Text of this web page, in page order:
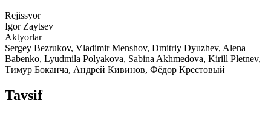
Rejissyor
Igor Zaytsev
Aktyorlar
Sergey Bezrukov, Vladimir Menshov, Dmitriy Dyuzhev, Alena
Babenko, Lyudmila Polyakova, Sabina Akhmedova, Kirill Pletnev,
Тимур Боканча, Андрей Кивинов, Фёдор Крестовый
Tavsif